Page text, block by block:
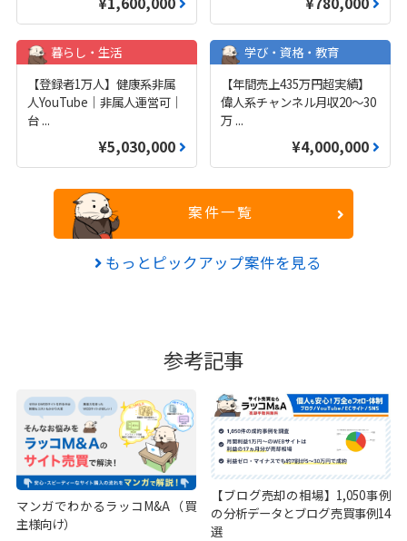
暮らし・生活
【登録者1万人】健康系非属
人YouTube｜非属人運営可｜
台 ...
¥5,030,000
学び・資格・教育
【年間売上435万円超実績】
偉人系チャンネル月収20～30
万 ...
¥4,000,000
案件一覧
もっとピックアップ案件を見る
参考記事
マンガでわかるラッコM&A（買
主様向け）
【ブログ売却の相場】1,050事例
の分析データとブログ売買事例14
選